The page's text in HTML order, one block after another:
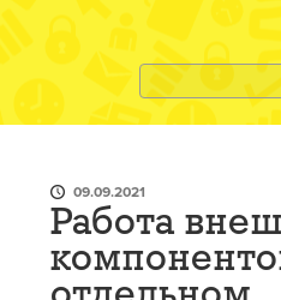
09.09.2021
Работа